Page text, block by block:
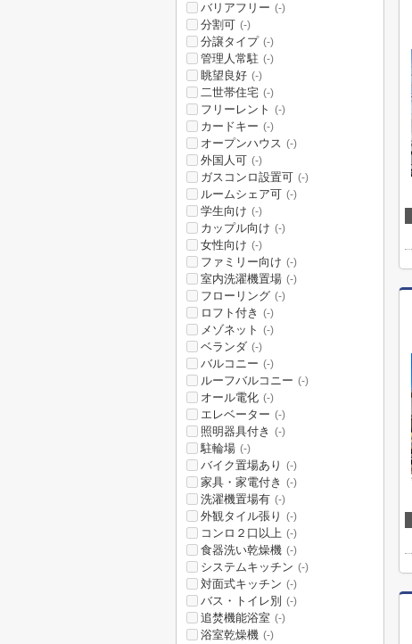
バリアフリー (-)
分割可 (-)
分譲タイプ (-)
管理人常駐 (-)
眺望良好 (-)
二世帯住宅 (-)
フリーレント (-)
カードキー (-)
オープンハウス (-)
外国人可 (-)
ガスコンロ設置可 (-)
ルームシェア可 (-)
学生向け (-)
カップル向け (-)
女性向け (-)
ファミリー向け (-)
室内洗濯機置場 (-)
フローリング (-)
ロフト付き (-)
メゾネット (-)
ベランダ (-)
バルコニー (-)
ルーフバルコニー (-)
オール電化 (-)
エレベーター (-)
照明器具付き (-)
駐輪場 (-)
バイク置場あり (-)
家具・家電付き (-)
洗濯機置場有 (-)
外観タイル張り (-)
コンロ２口以上 (-)
食器洗い乾燥機 (-)
システムキッチン (-)
対面式キッチン (-)
バス・トイレ別 (-)
追焚機能浴室 (-)
浴室乾燥機 (-)